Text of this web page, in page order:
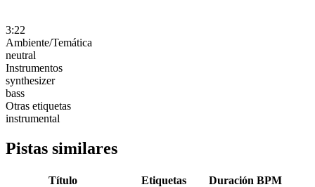
3:22
Ambiente/Temática
neutral
Instrumentos
synthesizer
bass
Otras etiquetas
instrumental
Pistas similares
Título Etiquetas Duración BPM